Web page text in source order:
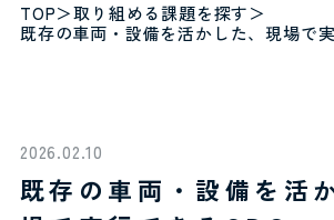
TOP＞取り組める課題を探す＞
既存の車両・設備を活かした、現場で
2026.02.10
既存の車両・設備を活